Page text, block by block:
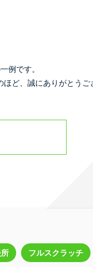
例です。
ど、誠にありがとうご
フルスクラッチ